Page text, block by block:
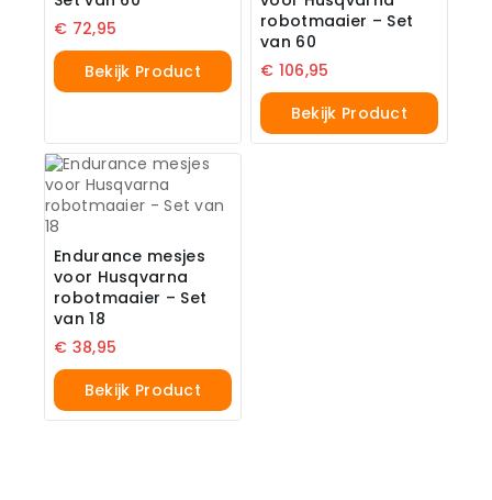
€ 72,95
Bekijk Product
robotmaaier – Set
van 60
€ 106,95
Bekijk Product
Endurance mesjes
voor Husqvarna
robotmaaier – Set
van 18
€ 38,95
Bekijk Product